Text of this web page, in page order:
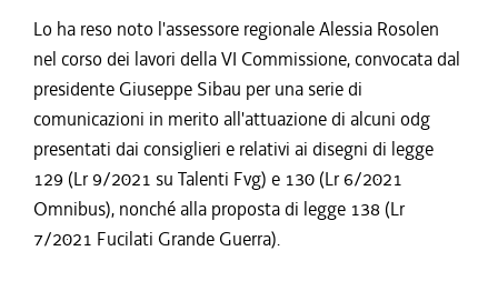
Lo ha reso noto l'assessore regionale Alessia Rosolen
nel corso dei lavori della VI Commissione, convocata dal
presidente Giuseppe Sibau per una serie di
comunicazioni in merito all'attuazione di alcuni odg
presentati dai consiglieri e relativi ai disegni di legge
129 (Lr 9/2021 su Talenti Fvg) e 130 (Lr 6/2021
Omnibus), nonché alla proposta di legge 138 (Lr
7/2021 Fucilati Grande Guerra).